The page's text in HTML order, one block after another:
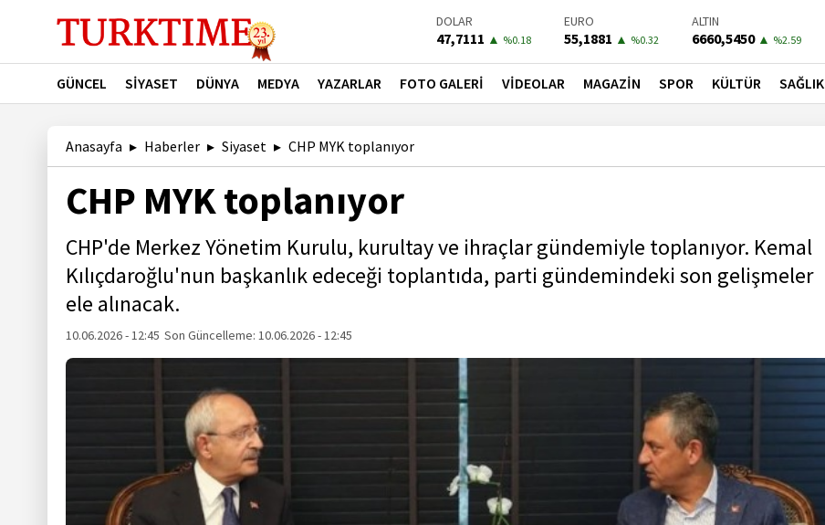
DOLAR
47,7111 ▲ %0.18
EURO
55,1881 ▲ %0.32
ALTIN
6660,5450 ▲ %2.59
BIST-100
13779,39 ▼ %-0.14
PETROL
81,4900▼ %-1.56
BONO
41,3000 ▼ %-0.55
GÜNCEL SİYASET DÜNYA MEDYA YAZARLAR FOTO GALERİ VİDEOLAR MAGAZİN SPOR KÜLTÜR SAĞLIK
Anasayfa Haberler Siyaset CHP MYK toplanıyor
CHP MYK toplanıyor
CHP'de Merkez Yönetim Kurulu, kurultay ve ihraçlar gündemiyle toplanıyor. Kemal
Kılıçdaroğlu'nun başkanlık edeceği toplantıda, parti gündemindeki son gelişmeler
ele alınacak.
10.06.2026 - 12:45 Son Güncelleme:10.06.2026 - 12:45